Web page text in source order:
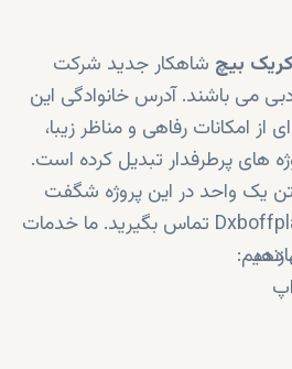
کریک بیچ شاهکار جدید شرکت
می باشند. آدرس خانوادگی این
امکانات رفاهی و مناظر زیبا،
های پرطرفدار تبدیل کرده است.
یک واحد در این پروژه شگفت
انگیز هستید، با ما در Dxboffplan تماس بگیرید. ما خدمات
دهیم: